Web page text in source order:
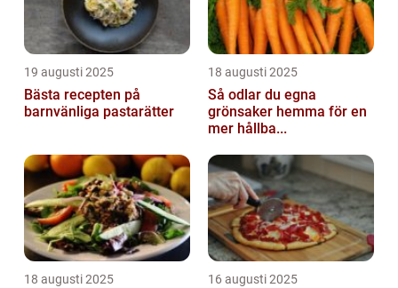
19 augusti 2025
Bästa recepten på
barnvänliga pastarätter
18 augusti 2025
Så odlar du egna
grönsaker hemma för en
mer hållba...
18 augusti 2025 16 augusti 2025